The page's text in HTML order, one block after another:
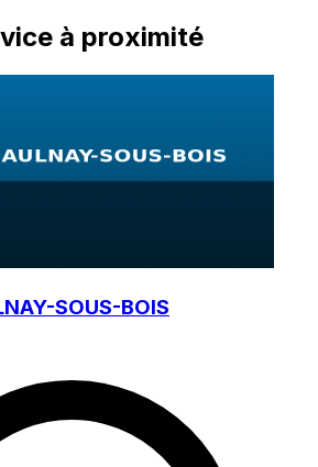
à proximité
SOUS-BOIS